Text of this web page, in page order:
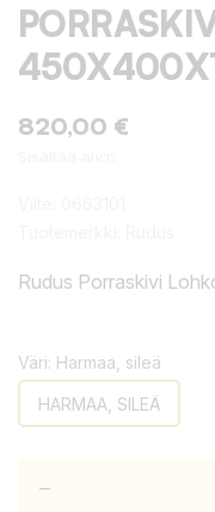
820,00 €
Rudus Porraskivi
Väri: Harmaa, sileä
HARMAA, SILEÄ
–